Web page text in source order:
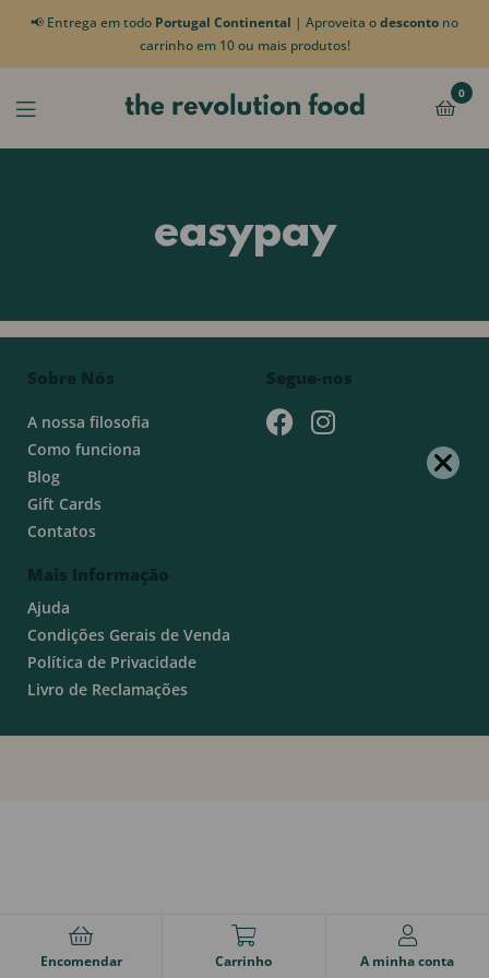
📢 Entrega em todo Portugal Continental | Aproveita odesconto no
carrinho em 10 ou mais produtos!
0
easypay
Sobre Nós
A nossa filosofia
Como funciona
Blog
Gift Cards
Contatos
Mais Informação
Ajuda
Condições Gerais de Venda
Política de Privacidade
Livro de Reclamações
Segue-nos
Encomendar Carrinho A minha conta